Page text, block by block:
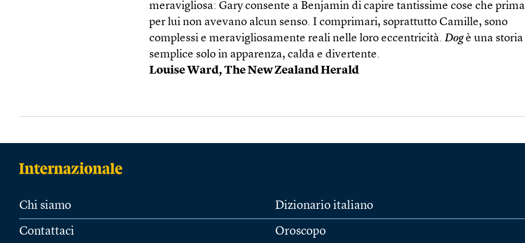
meravigliosa: Gary consente a Benjamin di capire tantissime cose che prima
per lui non avevano alcun senso. I comprimari, soprattutto Camille, sono
complessi e meravigliosamente reali nelle loro eccentricità.Dogè una storia
semplice solo in apparenza, calda e divertente.
Louise Ward, The New Zealand Herald
Chi siamo
Contattaci
Dizionario italiano
Oroscopo